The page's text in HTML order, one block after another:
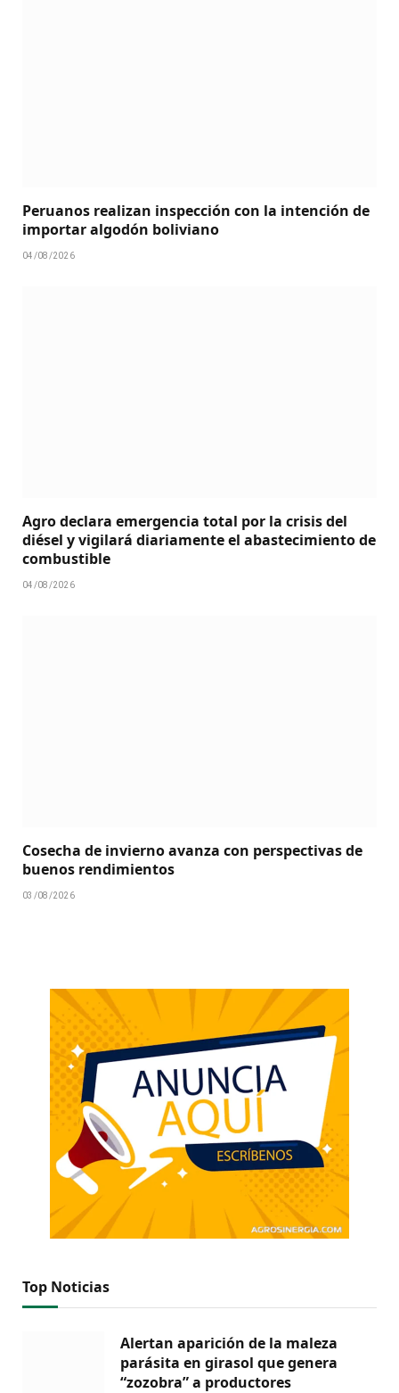
Peruanos realizan inspección con la intención de
importar algodón boliviano
04/08/2026
Agro declara emergencia total por la crisis del
diésel y vigilará diariamente el abastecimiento de
combustible
04/08/2026
Cosecha de invierno avanza con perspectivas de
buenos rendimientos
03/08/2026
Top Noticias
Alertan aparición de la maleza
parásita en girasol que genera
“zozobra” a productores